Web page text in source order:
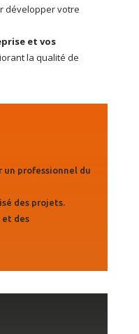
développer votre
et vos
la qualité de
un professionnel du
des projets.
et des